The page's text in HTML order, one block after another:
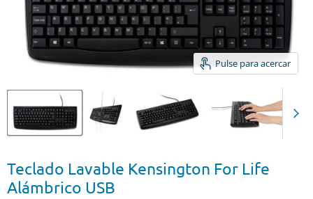
Pulse para acercar
Teclado Lavable Kensington For Life
Alámbrico USB